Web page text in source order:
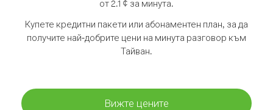
от 2.1 ¢ за минута.
Купете кредитни пакети или абонаментен план, за да
получите най-добрите цени на минута разговор към
Тайван.
Вижте цените